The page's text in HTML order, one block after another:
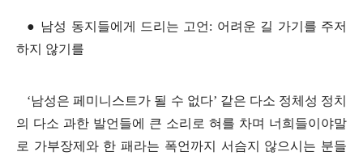
● 남성 동지들에게 드리는 고언 : 어려운 길 가기를 주저
하지 않기를
‘남성은 페미니스트가 될 수 없다’ 같은 다소 정체성 정치
의 다소 과한 발언들에 큰 소리로 혀를 차며 너희들이야말
로 가부장제와 한 패라는 폭언까지 서슴지 않으시는 분들